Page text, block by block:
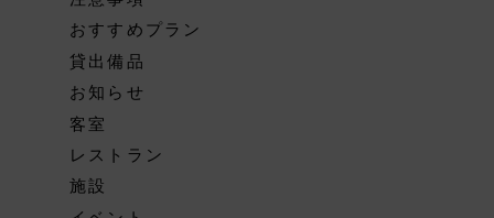
おすすめプラン
貸出備品
お知らせ
客室
レストラン
施設